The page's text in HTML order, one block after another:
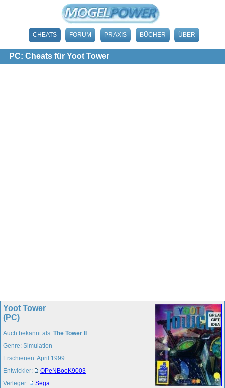
CHEATS FORUM PRAXIS BÜCHER ÜBER
PC: Cheats für Yoot Tower
Yoot Tower
(PC)
Auch bekannt als: The Tower II
Genre: Simulation
Erschienen: April 1999
Entwickler:
OPeNBooK9003
Verleger:
Sega